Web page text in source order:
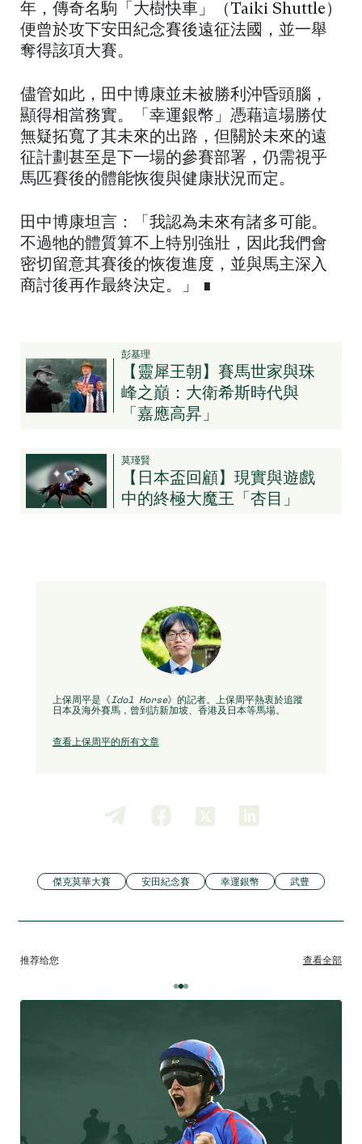
年，傳奇名駒「大樹快車」（Taiki Shuttle）
便曾於攻下安田紀念賽後遠征法國，並一舉
奪得該項大賽。
儘管如此，田中博康並未被勝利沖昏頭腦，
顯得相當務實。「幸運銀幣」憑藉這場勝仗
無疑拓寬了其未來的出路，但關於未來的遠
征計劃甚至是下一場的參賽部署，仍需視乎
馬匹賽後的體能恢復與健康狀況而定。
田中博康坦言：「我認為未來有諸多可能。
不過牠的體質算不上特別強壯，因此我們會
密切留意其賽後的恢復進度，並與馬主深入
商討後再作最終決定。」 ∎
彭基理
【靈犀王朝】賽馬世家與珠
峰之巔：大衛希斯時代與
「嘉應高昇」
莫瑾賢
【日本盃回顧】現實與遊戲
中的終極大魔王「杏目」
上保周平是《 Idol Horse》的記者。上保周平熱衷於追蹤
日本及海外賽馬，曾到訪新加坡、香港及日本等馬場。
查看上保周平的所有文章
傑克莫華大賽 安田紀念賽 幸運銀幣 武豊
推荐给您 查看全部